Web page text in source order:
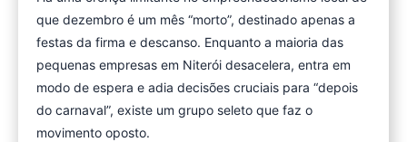
que dezembro é um mês “morto”, destinado apenas a
festas da firma e descanso. Enquanto a maioria das
pequenas empresas em Niterói desacelera, entra em
modo de espera e adia decisões cruciais para “depois
do carnaval”, existe um grupo seleto que faz o
movimento oposto.